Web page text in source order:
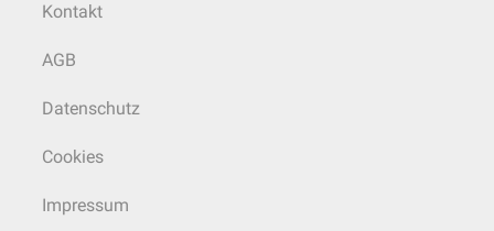
Kontakt
AGB
Datenschutz
Cookies
Impressum